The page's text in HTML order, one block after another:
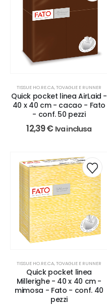
TISSUE HO.RE.CA, TOVAGLIE E RUNNER
Quick pocket linea AirLaid -
40 x 40 cm - cacao - Fato
- conf. 50 pezzi
12,39€ Iva inclusa
TISSUE HO.RE.CA, TOVAGLIE E RUNNER
Quick pocket linea
Millerighe - 40 x 40 cm -
mimosa - Fato - conf. 40
pezzi